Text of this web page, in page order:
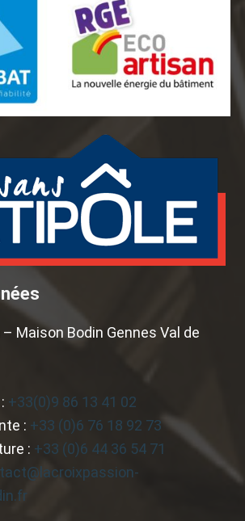
Maison Bodin Gennes Val de
+33(0)9 86 13 41 02
: +33 (0)6 76 18 92 73
: +33 (0)6 44 36 54 71